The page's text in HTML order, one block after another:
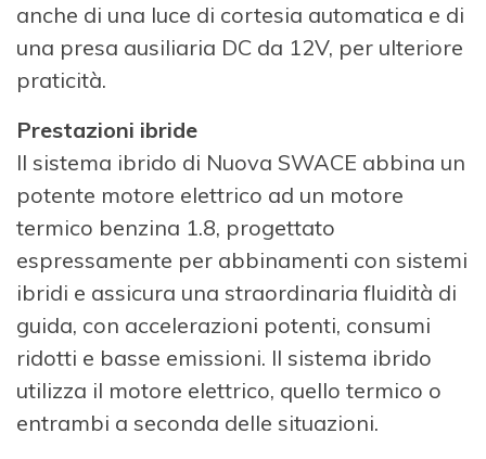
anche di una luce di cortesia automatica e di
una presa ausiliaria DC da 12V, per ulteriore
praticità.
Prestazioni ibride
Il sistema ibrido di Nuova SWACE abbina un
potente motore elettrico ad un motore
termico benzina 1.8, progettato
espressamente per abbinamenti con sistemi
ibridi e assicura una straordinaria fluidità di
guida, con accelerazioni potenti, consumi
ridotti e basse emissioni. Il sistema ibrido
utilizza il motore elettrico, quello termico o
entrambi a seconda delle situazioni.